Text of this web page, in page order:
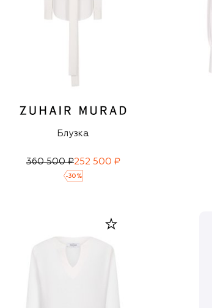
Блузка
360 500 ₽252 500 ₽
-30 %